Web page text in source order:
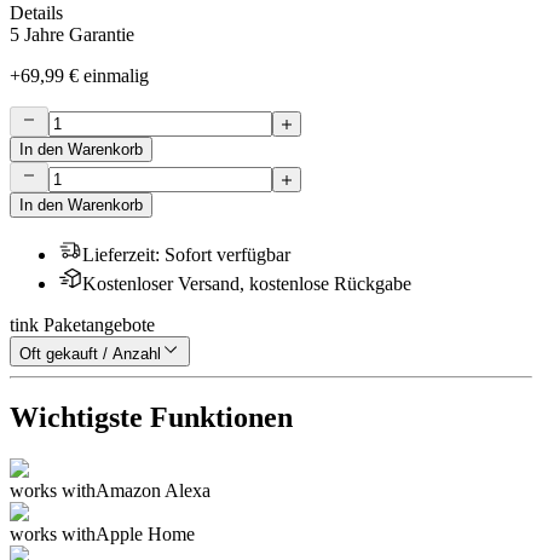
Details
5 Jahre Garantie
+69,99 € einmalig
In den Warenkorb
In den Warenkorb
Lieferzeit: Sofort verfügbar
Kostenloser Versand, kostenlose Rückgabe
tink Paketangebote
Oft gekauft / Anzahl
Wichtigste Funktionen
works withAmazon Alexa
works withApple Home